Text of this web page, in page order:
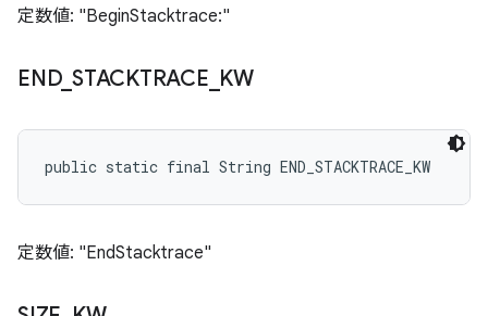
定数値: "BeginStacktrace:"
END_ STACKTRACE KW
public static final String END_STACKTRACE_KW
定数値: "EndStacktrace"